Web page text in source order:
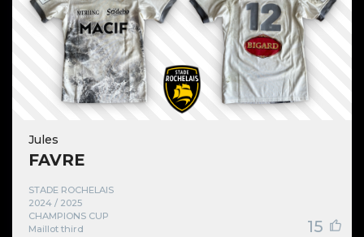
Jules
FAVRE
STADE ROCHELAIS
2024 / 2025
CHAMPIONS CUP
Maillot third
15